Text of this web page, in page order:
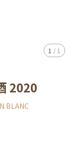
1 / 1
2020
BLANC